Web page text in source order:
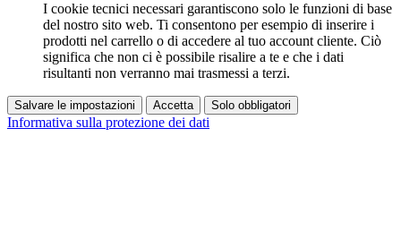
I cookie tecnici necessari garantiscono solo le funzioni di base
del nostro sito web. Ti consentono per esempio di inserire i
prodotti nel carrello o di accedere al tuo account cliente. Ciò
significa che non ci è possibile risalire a te e che i dati
risultanti non verranno mai trasmessi a terzi.
Salvare le impostazioni Accetta Solo obbligatori
Informativa sulla protezione dei dati